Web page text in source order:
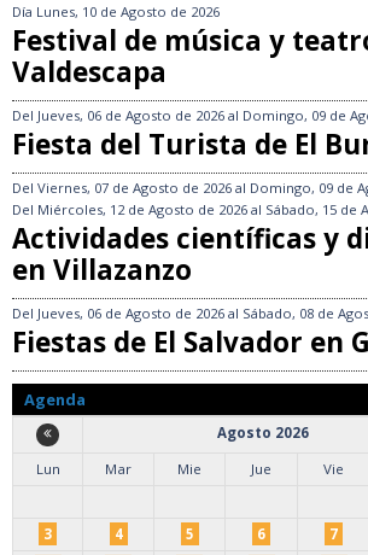
Día Lunes, 10 de Agosto de 2026
Festival de música y
Valdescapa
Del Jueves, 06 de Agosto de 2026 al Domingo, 09 de
Fiesta del Turista de El
Del Viernes, 07 de Agosto de 2026 al Domingo, 09 de
Del Miércoles, 12 de Agosto de 2026 al Sábado, 15 de
Actividades científicas y
en Villazanzo
Del Jueves, 06 de Agosto de 2026 al Sábado, 08 de
Fiestas de El Salvador en
Agenda
Agosto 2026
Lun
Mar Mie Jue Vie
3
4 5 6 7